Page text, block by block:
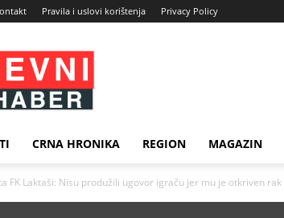
Pravila i uslovi korištenja Privacy Policy
Dnevni
Haber
CRNA HRONIKA REGION MAGAZIN
FK Laktaši: Nisu produžili ugovor igraču jer mu je otkriven rak